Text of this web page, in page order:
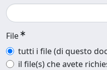
File
tutti i file (di questo
il file(s) che avete